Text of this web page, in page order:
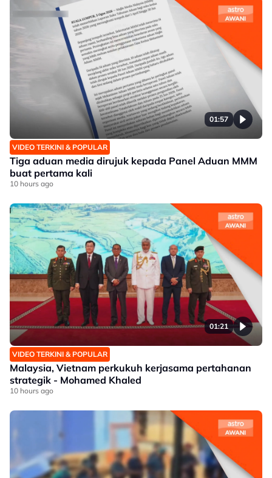
01:57
VIDEO TERKINI & POPULAR
Tiga aduan media dirujuk kepada Panel Aduan MMM
buat pertama kali
10 hours ago
01:21
VIDEO TERKINI & POPULAR
Malaysia, Vietnam perkukuh kerjasama pertahanan
strategik - Mohamed Khaled
10 hours ago